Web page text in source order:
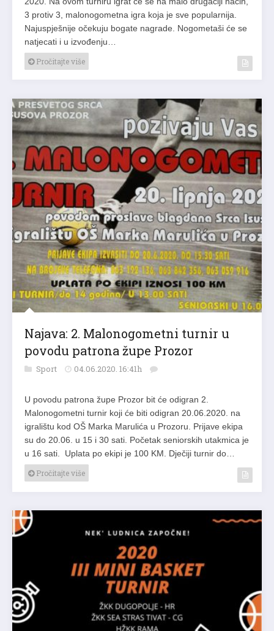
3 protiv 3, malonogometna igra koja je sve popularnija.
Najuspješnije očekuju bogate nagrade. Nogometaši će se
natjecati i u izvođenju…
Pročitajte više
Najava: 2. Malonogometni turnir u
povodu patrona župe Prozor
Sport 04.06.2020. 16:41h
U povodu patrona župe Prozor bit će odigran 2.
Malonogometni turnir koji će biti odigran 20.06.2020. na
igralištu kod OŠ Marka Marulića u Prozoru. Prijave ekipa
su do 20.06. u 15 i 30 sati. Početak seniorskih utakmica je
u 16 sati. Uplata po ekipi je 100 KM. Dječiji turnir do…
Pročitajte više